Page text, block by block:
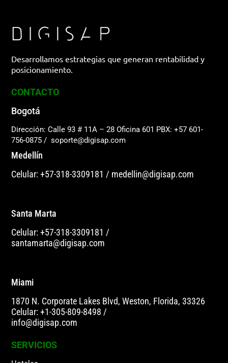
Desarrollamos estrategias que generan rentabilidad y
posicionamiento.
CONTACTO
Bogotá
Dirección: Calle 93 # 11A – 28 Oficina 601 PBX: +57 601-
756-0875 / soporte@digisap.com
Medellín
Celular: +57-318-3309181 / medellin@digisap.com
Santa Marta
Celular: +57-318-3309181 /
santamarta@digisap.com
Miami
1870 N. Corporate Lakes Blvd, Weston, Florida, 33326
Celular: +1-305-809-8498 /
info@digisap.com
SERVICIOS